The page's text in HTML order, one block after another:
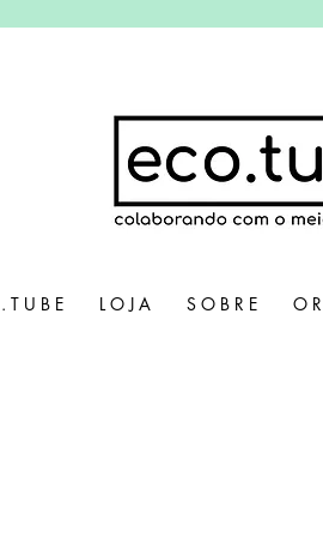
T U B E L O J A S O B R E O